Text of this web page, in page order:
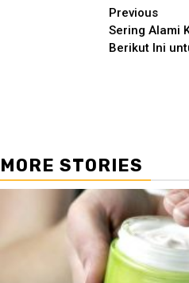
Previous
Sering Alami
Berikut Ini
MORE STORIES